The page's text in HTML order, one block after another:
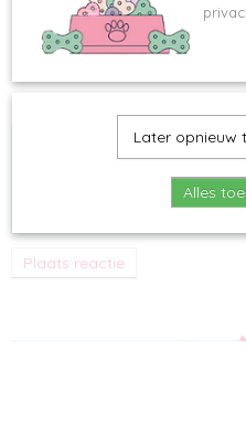
E-mailadres
Plaats reactie
Later opnieuw
Alles